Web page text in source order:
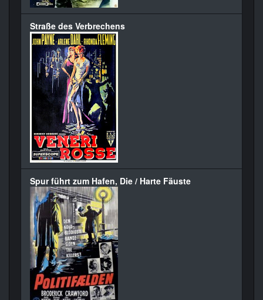
Straße des Verbrechens
Spur führt zum Hafen, Die / Harte Fäuste